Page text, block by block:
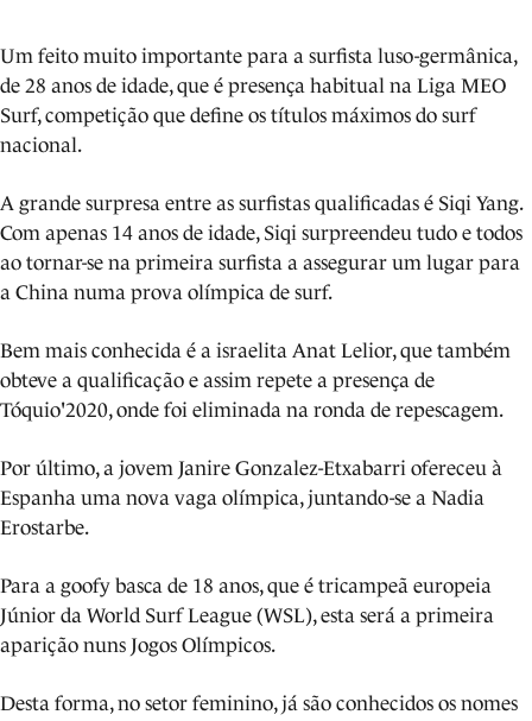
Um feito muito importante para a surfista luso-germânica,
de 28 anos de idade, que é presença habitual na Liga MEO
Surf, competição que define os títulos máximos do surf
nacional.
A grande surpresa entre as surfistas qualificadas é Siqi Yang.
Com apenas 14 anos de idade, Siqi surpreendeu tudo e todos
ao tornar-se na primeira surfista a assegurar um lugar para
a China numa prova olímpica de surf.
Bem mais conhecida é a israelita Anat Lelior, que também
obteve a qualificação e assim repete a presença de
Tóquio'2020, onde foi eliminada na ronda de repescagem.
Por último, a jovem Janire Gonzalez-Etxabarri ofereceu à
Espanha uma nova vaga olímpica, juntando-se a Nadia
Erostarbe.
Para a goofy basca de 18 anos, que é tricampeã europeia
Júnior da World Surf League (WSL), esta será a primeira
aparição nuns Jogos Olímpicos.
Desta forma, no setor feminino, já são conhecidos os nomes